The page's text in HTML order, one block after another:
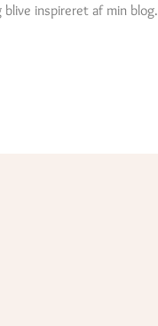
blive inspireret af min blog.